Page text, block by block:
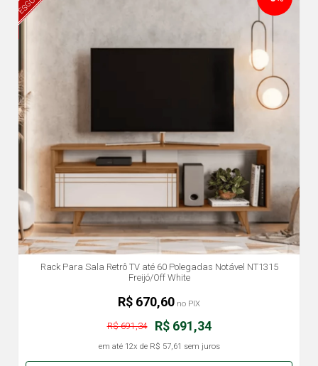
Rack Para Sala Retrô TV até 60 Polegadas Notável NT1315
Freijó/Off White
R$ 691,34
R$ 691,34
em até 12x de R$ 57,61 sem juros
R$ 670,60 no PIX